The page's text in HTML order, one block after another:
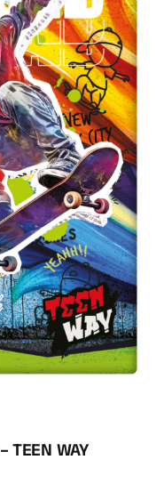
TEEN WAY